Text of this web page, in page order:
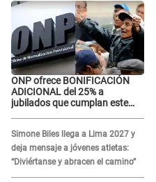
ONP ofrece BONIFICACIÓN
ADICIONAL del 25% a
jubilados que cumplan este
Simone Biles llega a Lima 2027 y
deja mensaje a jóvenes atletas:
“Diviértanse y abracen el camino”